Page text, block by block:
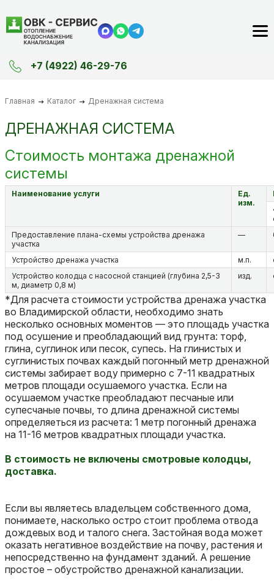
+7 (4922) 46-29-76
Главная Каталог Дренажная система
ДРЕНАЖНАЯ СИСТЕМА
Стоимость монтажа дренажной
системы
Наименование услуги
Ед.
изм.
Предоставление плана-схемы устройства дренажа
участка
—
Устройство дренажа участка м.п.
Устройство колодца с насосной станцией (глубина 2,5-3
м, диаметр 0,8 м)
изд.
*Для расчета стоимости устройства дренажа участка
во Владимирской области, необходимо знать
несколько основных моментов — это площадь участка
под осушение и преобладающий вид грунта: торф,
глина, суглинок или песок, супесь. На глинистых и
суглинистых почвах каждый погонный метр дренажной
системы забирает воду примерно с 7-11 квадратных
метров площади осушаемого участка. Если на
осушаемом участке преобладают песчаные или
супесчаные почвы, то длина дренажной системы
определяеться из расчета: 1 метр погонный дренажа
на 11-16 метров квадратных площади участка.
В стоимость не включены смотровые колодцы,
доставка.
Если вы являетесь владельцем собственного дома,
понимаете, насколько остро стоит проблема отвода
дождевых вод и талого снега. Застойная вода может
оказать негативное воздействие на почву, растения и
непосредственно на фундамент зданий. А решение
простое – обустройство дренажной канализации.